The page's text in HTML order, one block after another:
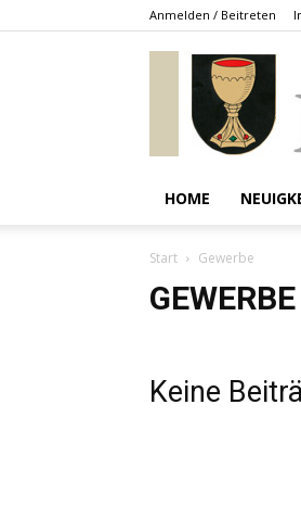
Anmelden / Beitreten
HOME
Start Gewerbe
GEWERBE
Keine